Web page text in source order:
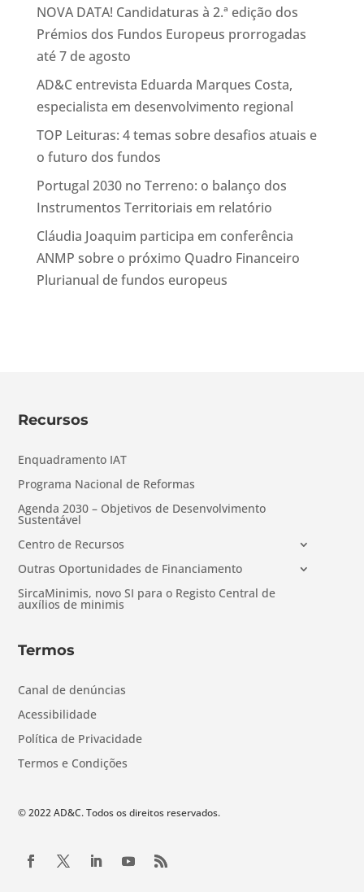
NOVA DATA! Candidaturas à 2.ª edição dos
Prémios dos Fundos Europeus prorrogadas
até 7 de agosto
AD&C entrevista Eduarda Marques Costa,
especialista em desenvolvimento regional
TOP Leituras: 4 temas sobre desafios atuais e
o futuro dos fundos
Portugal 2030 no Terreno: o balanço dos
Instrumentos Territoriais em relatório
Cláudia Joaquim participa em conferência
ANMP sobre o próximo Quadro Financeiro
Plurianual de fundos europeus
Recursos
Enquadramento IAT
Programa Nacional de Reformas
Agenda 2030 – Objetivos de Desenvolvimento
Sustentável
Centro de Recursos
Outras Oportunidades de Financiamento
SircaMinimis, novo SI para o Registo Central de
auxílios de minimis
Termos
Canal de denúncias
Acessibilidade
Política de Privacidade
Termos e Condições
© 2022 AD&C. Todos os direitos reservados.